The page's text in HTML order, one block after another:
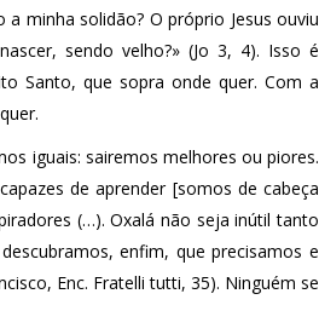
minha solidão? O próprio Jesus ouviu
sendo velho?» (Jo 3, 4). Isso é
Santo, que sopra onde quer. Com a
iguais: sairemos melhores ou piores.
de aprender [somos de cabeça
(…). Oxalá não seja inútil tanto
enfim, que precisamos e
Enc. Fratelli tutti, 35). Ninguém se